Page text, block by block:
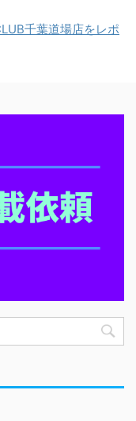
千葉道場店をレポ